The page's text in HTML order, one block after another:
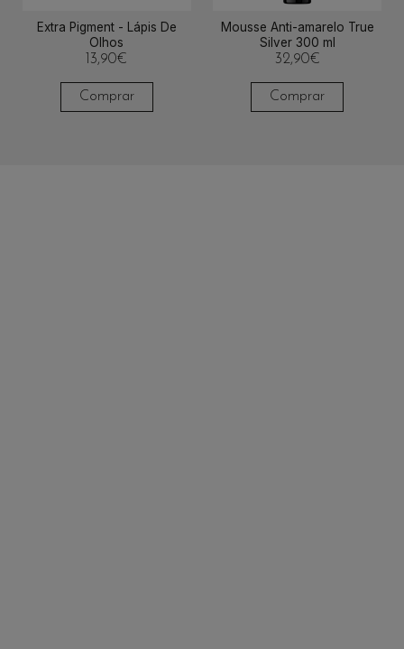
Extra Pigment - Lápis De
Olhos
13,90€
Comprar
Mousse Anti-amarelo True
Silver 300 ml
32,90€
Comprar